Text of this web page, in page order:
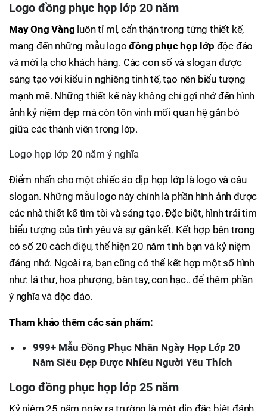
Logo đồng phục họp lớp 20 năm
May Ong Vàng luôn tỉ mỉ, cẩn thận trong từng thiết kế,
mang đến những mẫu logođồng phục họp lớp độc đáo
và mới lạ cho khách hàng. Các con số và slogan được
sáng tạo với kiểu in nghiêng tinh tế, tạo nên biểu tượng
mạnh mẽ. Những thiết kế này không chỉ gợi nhớ đến hình
ảnh kỷ niệm đẹp mà còn tôn vinh mối quan hệ gắn bó
giữa các thành viên trong lớp.
Logo họp lớp 20 năm ý nghĩa
Điểm nhấn cho một chiếc áo dịp họp lớp là logo và câu
slogan. Những mẫu logo này chính là phần hình ảnh được
các nhà thiết kế tìm tòi và sáng tạo. Đặc biệt, hình trái tim
biểu tượng của tình yêu và sự gắn kết. Kết hợp bên trong
có số 20 cách điệu, thể hiện 20 năm tình bạn và kỷ niệm
đáng nhớ. Ngoài ra, bạn cũng có thể kết hợp một số hình
như: lá thư, hoa phượng, bàn tay, con hạc.. để thêm phần
ý nghĩa và độc đáo.
Tham khảo thêm các sản phẩm:
999+ Mẫu Đồng Phục Nhân Ngày Họp Lớp 20
Năm Siêu Đẹp Được Nhiều Người Yêu Thích
Logo đồng phục họp lớp 25 năm
Kỷ niệm 25 năm ngày ra trường là một dịp đặc biệt đánh